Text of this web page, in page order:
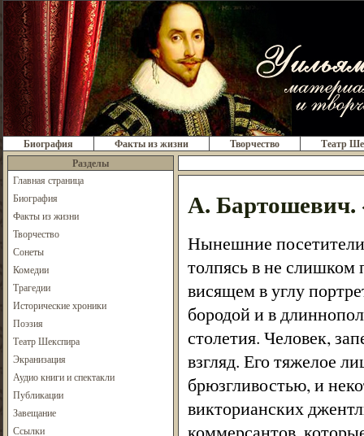
Биография Факты из жизни Творчество
Театр
Разделы
Главная страница
Биография
Факты из жизни
Творчество
Сонеты
Комедии
Трагедии
Исторические хроники
Поэзия
Театр Шекспира
Экранизация
Аудио книги и спектакли
Публикации
Завещание
Ссылки
А.
Нынешние посетители
толпясь в не слишком
висящем в углу
бородой и в
столетия. Человек,
взгляд. Его тяжелое
брюзгливостью, и
викторианских